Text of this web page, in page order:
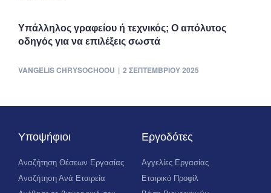
Υπάλληλος γραφείου ή τεχνικός; Ο απόλυτος
οδηγός για να επιλέξεις σωστά
VANGELIS CHRYSOCHOOU 2 ΣΕΠΤΕΜΒΡΊΟΥ 2025
Υποψήφιοι
Αναζήτηση Θέσεων Εργασίας
Αναζήτηση Ανά Εταιρεία
Εργοδότες
Αγγελίες Εργασίας
Εταιρικό Προφίλ